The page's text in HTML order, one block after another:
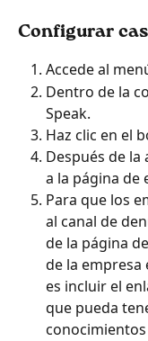
Configurar
Accede al
Dentro de la
Speak.
Haz clic en el
Después de la
a la página de
Para que los
al canal de
de la página
de la empresa
es incluir el
que pueda